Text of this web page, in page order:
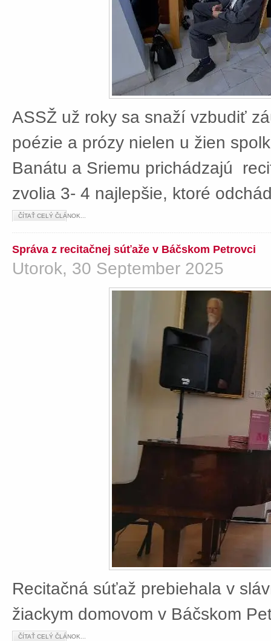
ASSŽ už roky sa snaží vzbudiť
poézie a prózy nielen u žien
Banátu a Sriemu prichádzajú
zvolia 3- 4 najlepšie, ktoré
ČÍTAŤ CELÝ ČLÁNOK...
Správa z recitačnej súťaže v Báčskom Petrovci
Utorok, 30 September 2025
Recitačná súťaž prebiehala v
žiackym domovom v Báčskom
ČÍTAŤ CELÝ ČLÁNOK...